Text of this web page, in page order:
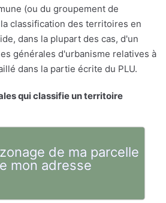
(ou du groupement de
classification des territoires en
dans la plupart des cas, d'un
générales d'urbanisme relatives à
dans la partie écrite du PLU.
qui classifie un territoire
de ma parcelle
mon adresse